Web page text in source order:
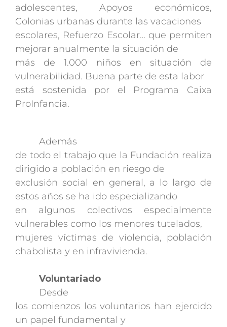
adolescentes, Apoyos económicos,
Colonias urbanas durante las vacaciones
escolares, Refuerzo Escolar… que permiten
mejorar anualmente la situación de
más de 1.000 niños en situación de
vulnerabilidad. Buena parte de esta labor
está sostenida por el Programa Caixa
ProInfancia.
Además
de todo el trabajo que la Fundación realiza
dirigido a población en riesgo de
exclusión social en general, a lo largo de
estos años se ha ido especializando
en algunos colectivos especialmente
vulnerables como los menores tutelados,
mujeres víctimas de violencia, población
chabolista y en infravivienda.
Voluntariado
Desde
los comienzos los voluntarios han ejercido
un papel fundamental y